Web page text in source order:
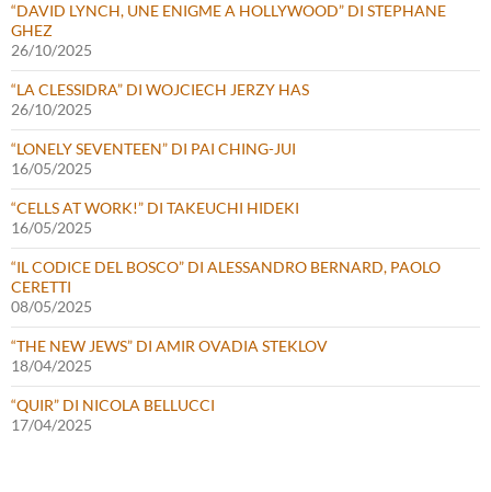
“DAVID LYNCH, UNE ENIGME A HOLLYWOOD” DI STEPHANE
GHEZ
26/10/2025
“LA CLESSIDRA” DI WOJCIECH JERZY HAS
26/10/2025
“LONELY SEVENTEEN” DI PAI CHING-JUI
16/05/2025
“CELLS AT WORK!” DI TAKEUCHI HIDEKI
16/05/2025
“IL CODICE DEL BOSCO” DI ALESSANDRO BERNARD, PAOLO
CERETTI
08/05/2025
“THE NEW JEWS” DI AMIR OVADIA STEKLOV
18/04/2025
“QUIR” DI NICOLA BELLUCCI
17/04/2025